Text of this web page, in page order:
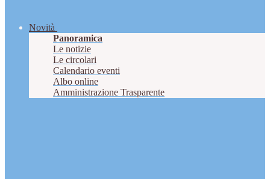
Novità
Panoramica
Le notizie
Le circolari
Calendario eventi
Albo online
Amministrazione Trasparente